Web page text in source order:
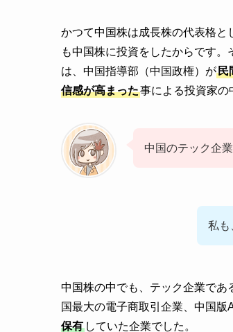
かつて中国株は成長株の代表格
も中国株に投資をしたからです
は、中国指導部（中国政権）が民
信感が高まった事による投資家の
中国のテック企
私も
中国株の中でも、テック企業で
国最大の電子商取引企業、中国版
保有 していた企業でした。